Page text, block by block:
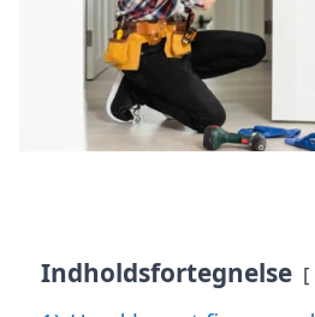
Indholdsfortegnelse